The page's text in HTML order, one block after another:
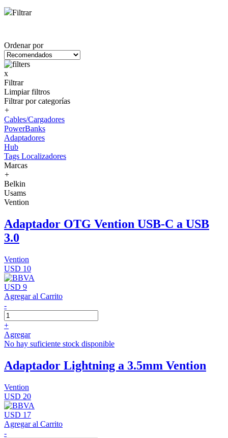
Filtrar
Ordenar por
x
Filtrar
Limpiar filtros
Filtrar por categorías
+
Cables/Cargadores
PowerBanks
Adaptadores
Hub
Tags Localizadores
Marcas
+
Belkin
Usams
Vention
Adaptador OTG Vention USB-C a USB
3.0
Vention
USD 10
USD 9
Agregar al Carrito
-
+
Agregar
No hay suficiente stock disponible
Adaptador Lightning a 3.5mm Vention
Vention
USD 20
USD 17
Agregar al Carrito
-